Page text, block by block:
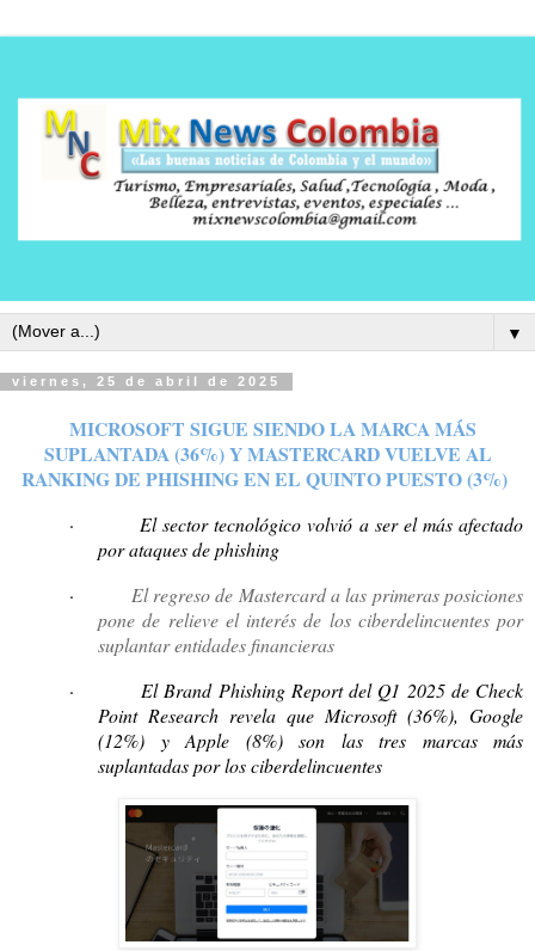
▼
viernes, 25 de abril de 2025
MICROSOFT SIGUE SIENDO LA MARCA MÁS
SUPLANTADA (36%) Y MASTERCARD VUELVE AL
RANKING DE PHISHING EN EL QUINTO PUESTO (3%)
·
El sector tecnológico volvió a ser el más afectado
por ataques de phishing
·
El regreso de Mastercard a las primeras posiciones
pone de relieve el interés de los ciberdelincuentes por
suplantar entidades financieras
·
El Brand Phishing Report del Q1 2025 de Check
Point Research revela que Microsoft (36%), Google
(12%) y Apple (8%) son las tres marcas más
suplantadas por los ciberdelincuentes